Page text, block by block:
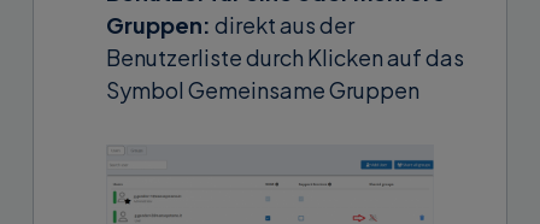
Gruppen: direkt aus der
Benutzerliste durch Klicken auf das
Symbol Gemeinsame Gruppen